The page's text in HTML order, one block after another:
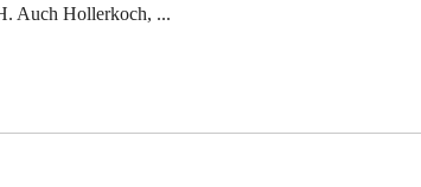
Auch Hollerkoch, ...